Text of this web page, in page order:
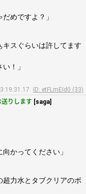
めですよ？」
スぐらいは許してます
！」
ID: etFLmEId0 (33)
りします [saga]
かってください」
力水とタブクリアのボ